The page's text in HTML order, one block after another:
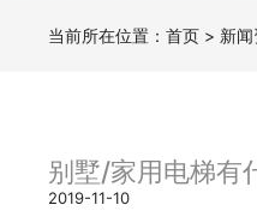
当前所在位置： 首页 > 新
别墅/家用电梯有
2019-11-10